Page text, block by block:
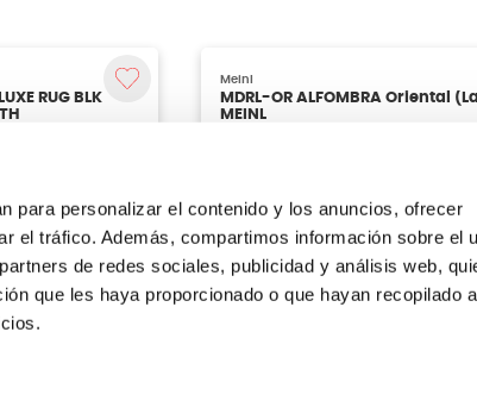
para personalizar el contenido y los anuncios, ofrecer
el tráfico. Además, compartimos información sobre el
de redes sociales, publicidad y análisis web,
que les haya proporcionado o que hayan recopilado